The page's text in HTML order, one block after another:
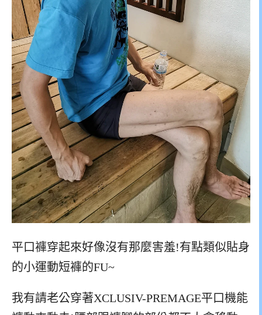
平口褲穿起來好像沒有那麼害羞!有點類似貼身
的小運動短褲的FU~
我有請老公穿著XCLUSIV-PREMAGE平口機能